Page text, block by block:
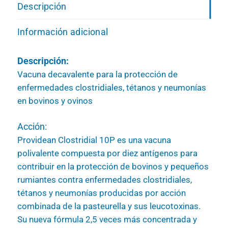
Descripción
Información adicional
Descripción:
Vacuna decavalente para la protección de
enfermedades clostridiales, tétanos y neumonías
en bovinos y ovinos
Acción:
Providean Clostridial 10P es una vacuna
polivalente compuesta por diez antígenos para
contribuir en la protección de bovinos y pequeños
rumiantes contra enfermedades clostridiales,
tétanos y neumonías producidas por acción
combinada de la pasteurella y sus leucotoxinas.
Su nueva fórmula 2,5 veces más concentrada y